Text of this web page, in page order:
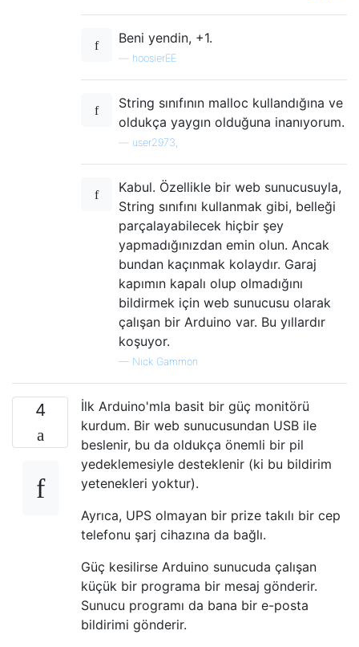
Beni yendin, +1.
hoosierEE
String sınıfının malloc kullandığına ve
oldukça yaygın olduğuna inanıyorum.
user2973,
Kabul. Özellikle bir web sunucusuyla,
String sınıfını kullanmak gibi, belleği
parçalayabilecek hiçbir şey
yapmadığınızdan emin olun. Ancak
bundan kaçınmak kolaydır. Garaj
kapımın kapalı olup olmadığını
bildirmek için web sunucusu olarak
çalışan bir Arduino var. Bu yıllardır
koşuyor.
— Nick Gammon
4
İlk Arduino'mla basit bir güç monitörü
kurdum. Bir web sunucusundan USB ile
beslenir, bu da oldukça önemli bir pil
yedeklemesiyle desteklenir (ki bu bildirim
yetenekleri yoktur).
Ayrıca, UPS olmayan bir prize takılı bir cep
telefonu şarj cihazına da bağlı.
Güç kesilirse Arduino sunucuda çalışan
küçük bir programa bir mesaj gönderir.
Sunucu programı da bana bir e-posta
bildirimi gönderir.